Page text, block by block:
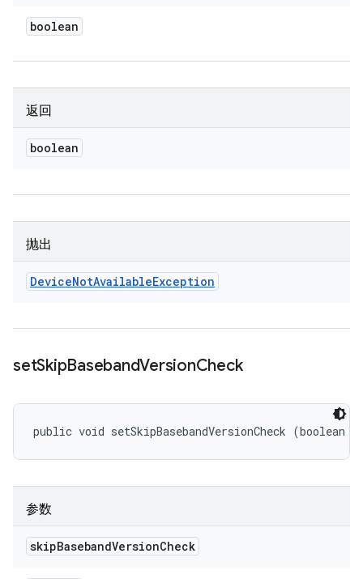
boolean
返回
boolean
抛出
DeviceNotAvailableException
setSkipBasebandVersionCheck
public void setSkipBasebandVersionCheck (boolean
参数
skipBasebandVersionCheck